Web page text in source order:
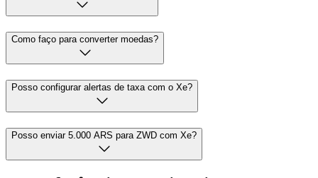
Como faço para converter moedas?
Posso configurar alertas de taxa com o Xe?
Posso enviar 5.000 ARS para ZWD com Xe?